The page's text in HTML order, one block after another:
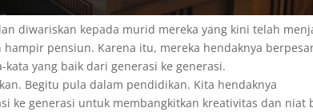
diwariskan kepada murid mereka yang kini telah
pensiun. Karena itu, mereka hendaknya
yang baik dari generasi ke generasi.
Begitu pula dalam pendidikan. Kita hendaknya
ke generasi untuk membangkitkan kreativitas dan niat